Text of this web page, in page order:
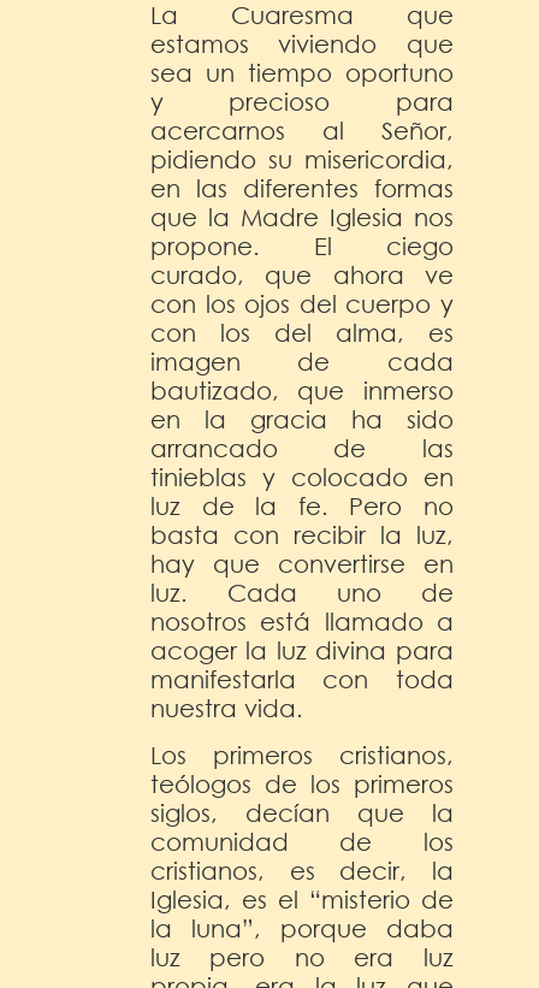
La Cuaresma que
estamos viviendo que
sea un tiempo oportuno
y precioso para
acercarnos al Señor,
pidiendo su misericordia,
en las diferentes formas
que la Madre Iglesia nos
propone. El ciego
curado, que ahora ve
con los ojos del cuerpo y
con los del alma, es
imagen de cada
bautizado, que inmerso
en la gracia ha sido
arrancado de las
tinieblas y colocado en
luz de la fe. Pero no
basta con recibir la luz,
hay que convertirse en
luz. Cada uno de
nosotros está llamado a
acoger la luz divina para
manifestarla con toda
nuestra vida.
Los primeros cristianos,
teólogos de los primeros
siglos, decían que la
comunidad de los
cristianos, es decir, la
Iglesia, es el “misterio de
la luna”, porque daba
luz pero no era luz